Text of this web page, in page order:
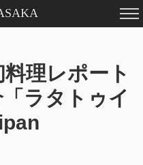
理レポート
ラタトゥイ